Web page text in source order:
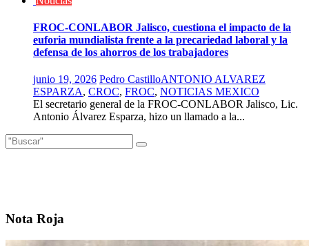
FROC-CONLABOR Jalisco, cuestiona el impacto de la
euforia mundialista frente a la precariedad laboral y la
defensa de los ahorros de los trabajadores
junio 19, 2026 Pedro CastilloANTONIO ALVAREZ
ESPARZA, CROC, FROC, NOTICIAS MEXICO
El secretario general de la FROC-CONLABOR Jalisco, Lic.
Antonio Álvarez Esparza, hizo un llamado a la...
Nota Roja